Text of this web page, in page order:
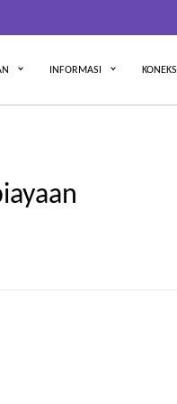
INFORMASI KONEKSI